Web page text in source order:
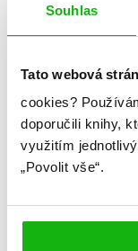
Souhlas
Tato webová
cookies?
doporučili knihy,
využitím
„Povolit vše“.
Studie noci